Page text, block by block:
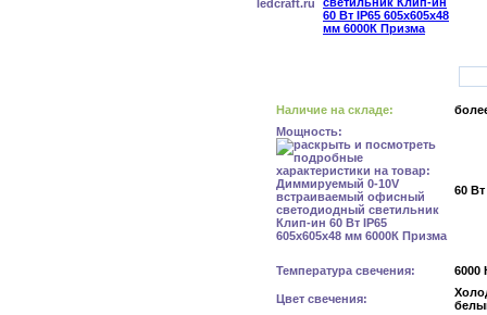
Наличие на складе:
Мощность:
60 Вт
Температура свечения: 6000
Цвет свечения: